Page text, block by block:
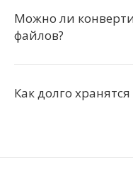
Можно ли
файлов?
Как долго